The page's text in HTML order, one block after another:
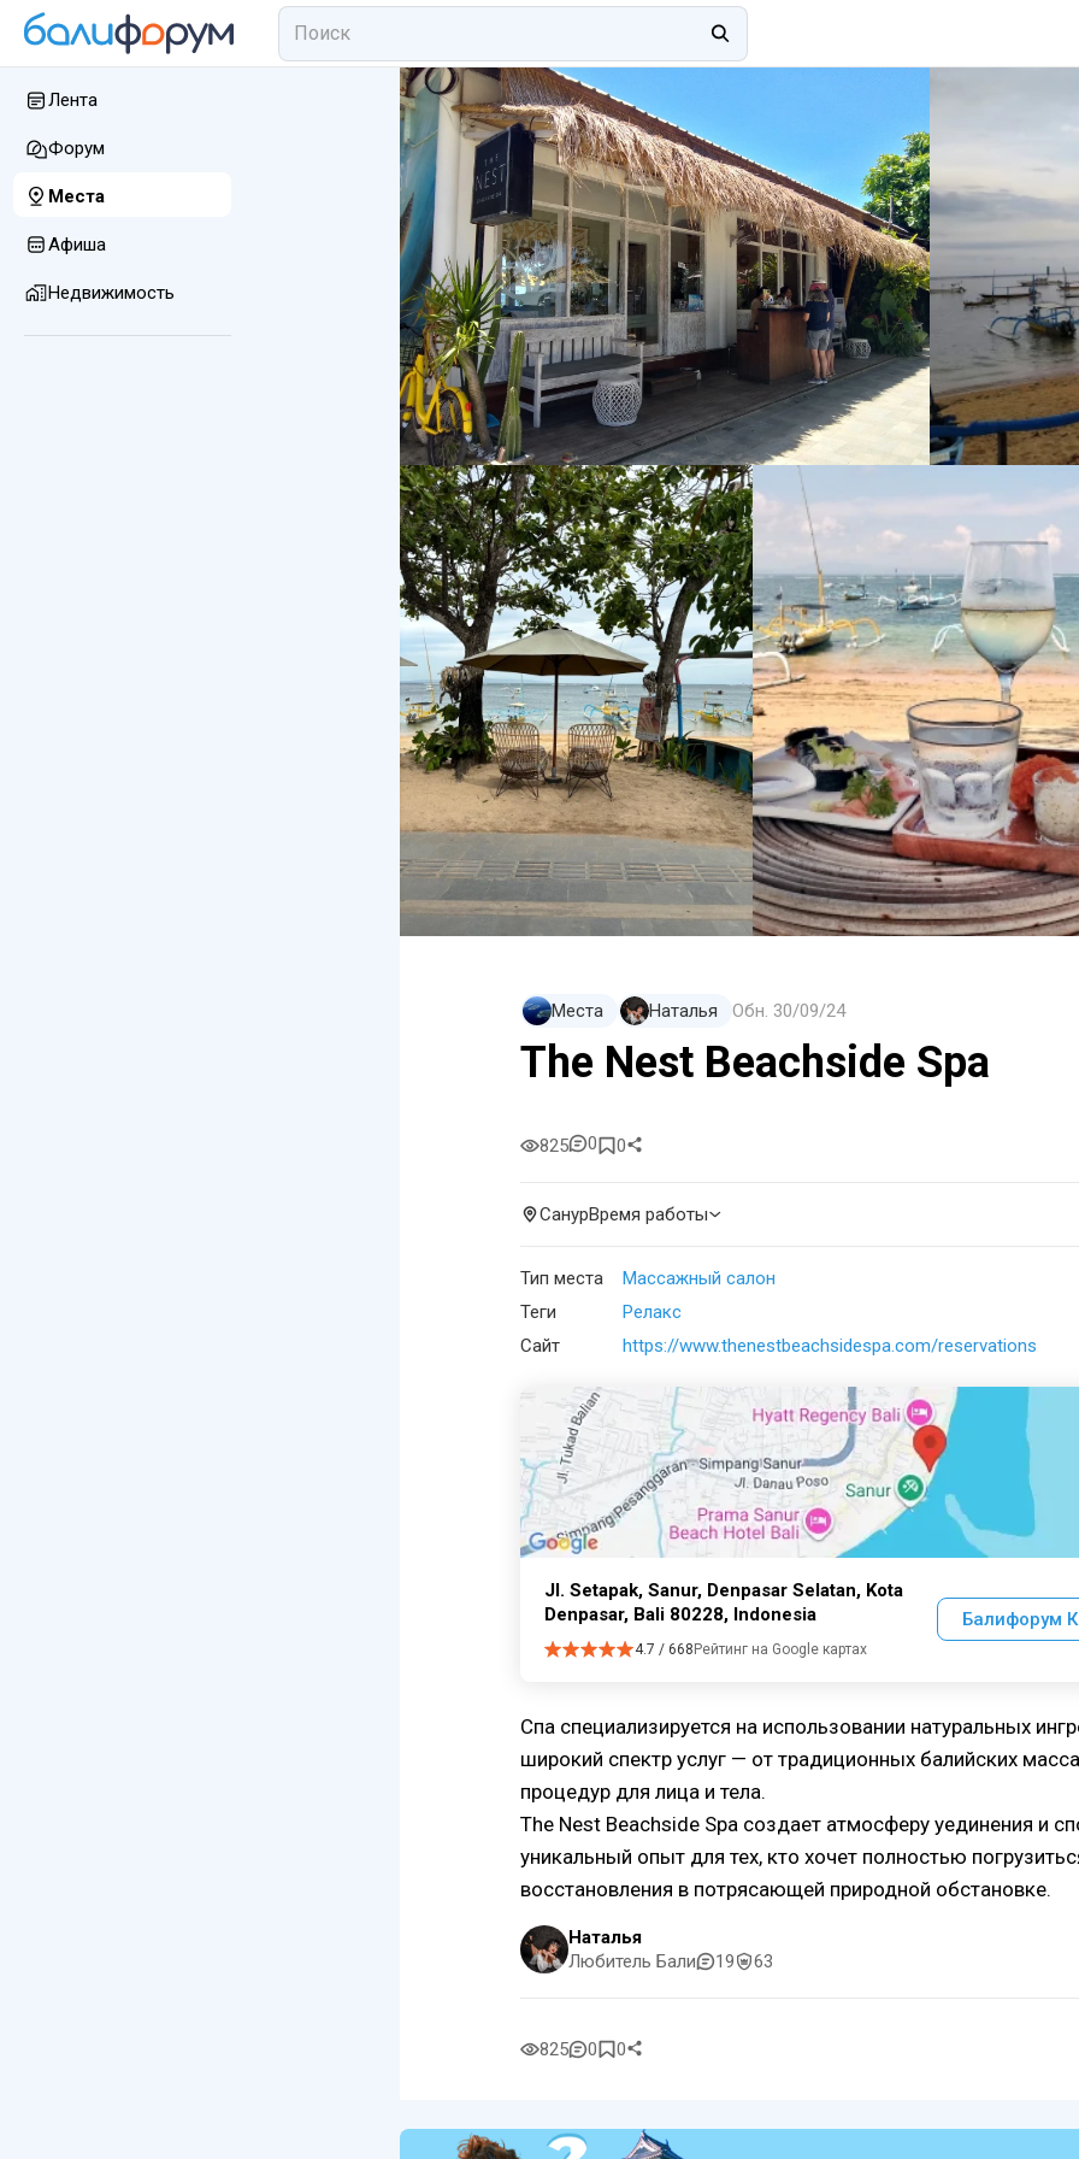
Места Наталья Обн. 30/09/24
The Nest Beachside Spa
825 0 0
СанурВремя работы
Тип места
Массажный салон
Теги
Релакс
Сайт
https://www.thenestbeachsidespa.com/reservations
Jl. Setapak, Sanur, Denpasar Selatan, Kota
Denpasar, Bali 80228, Indonesia
4.7 / 668 Рейтинг на Google картах
Балифорум
Спа специализируется на использовании натуральных
широкий спектр услуг — от традиционных балийских
процедур для лица и тела.
The Nest Beachside Spa создает атмосферу уединения и
уникальный опыт для тех, кто хочет полностью
восстановления в потрясающей природной обстановке.
Наталья
Любитель Бали
19 63
825 0 0
Лента
Форум
Места
Афиша
Недвижимость